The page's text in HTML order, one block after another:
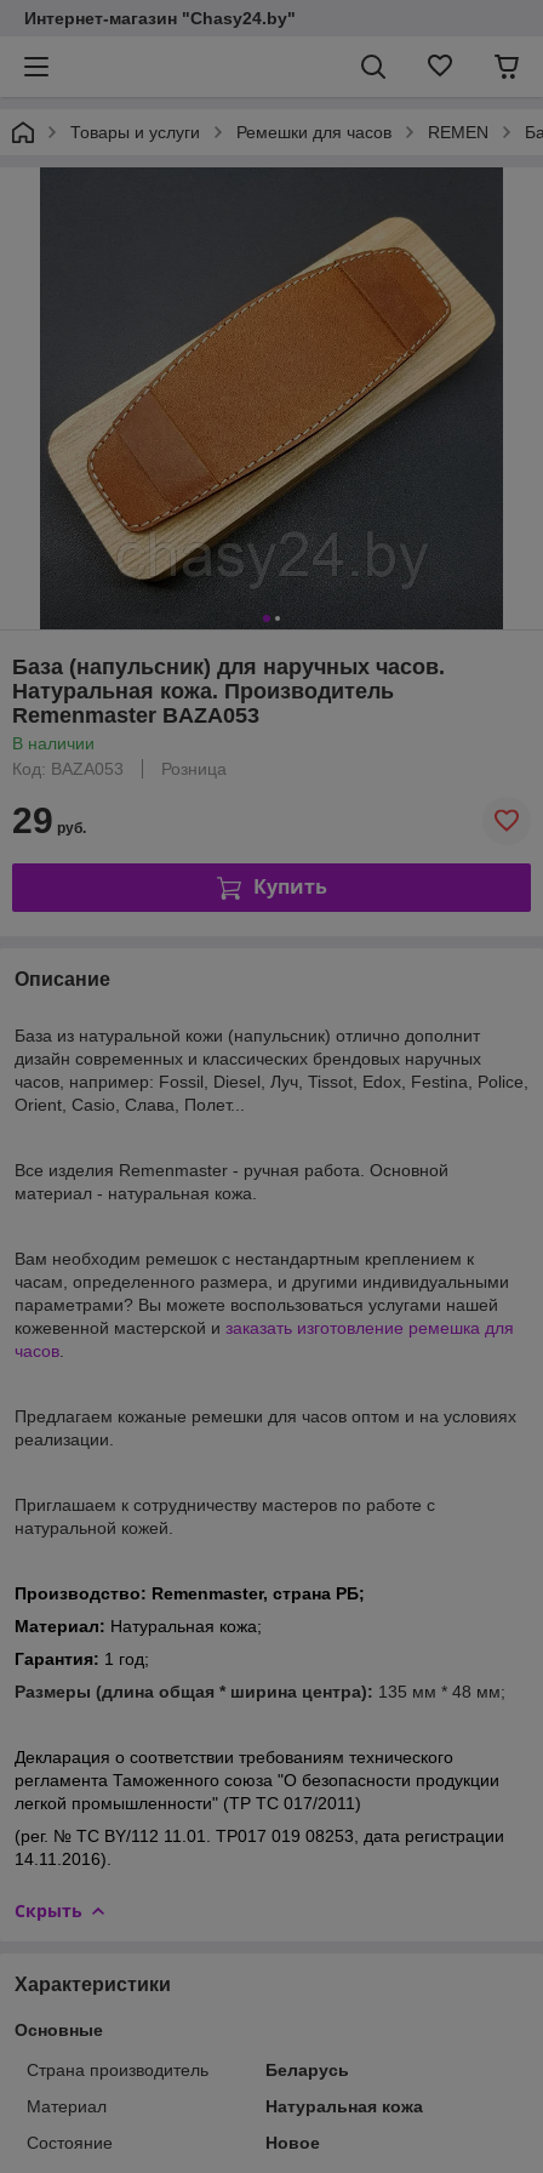
Интернет-магазин "Chasy24.by"
Товары и услуги Ремешки для часов REMEN
База (напульсник) для наручных часов.
Натуральная кожа. Производитель
Remenmaster BAZA053
В наличии
Код: BAZA053
Розница
29 руб.
Купить
Описание
База из натуральной кожи (напульсник) отлично дополнит
дизайн современных и классических брендовых наручных
часов, например: Fossil, Diesel, Луч, Tissot, Edox, Festina, Police,
Orient, Casio, Слава, Полет...
Все изделия Remenmaster - ручная работа. Основной
материал - натуральная кожа.
Вам необходим ремешок с нестандартным креплением к
часам, определенного размера, и другими индивидуальными
параметрами? Вы можете воспользоваться услугами нашей
кожевенной мастерской и заказать изготовление ремешка для
часов
Предлагаем кожаные ремешки для часов оптом и на условиях
реализации.
Приглашаем к сотрудничеству мастеров по работе с
натуральной кожей.
Производство: Remenmaster, страна РБ;
Материал: Натуральная кожа;
Гарантия: 1 год;
Размеры (длина общая * ширина центра): 135 мм * 48 мм;
Декларация о соответствии требованиям технического
регламента Таможенного союза "О безопасности продукции
легкой промышленности" (ТР ТС 017/2011)
(рег. № ТС BY/112 11.01. TP017 019 08253, дата регистрации
14.11.2016)
Скрыть
Характеристики
Основные
Страна производитель
Беларусь
Материал
Натуральная кожа
Состояние
Новое